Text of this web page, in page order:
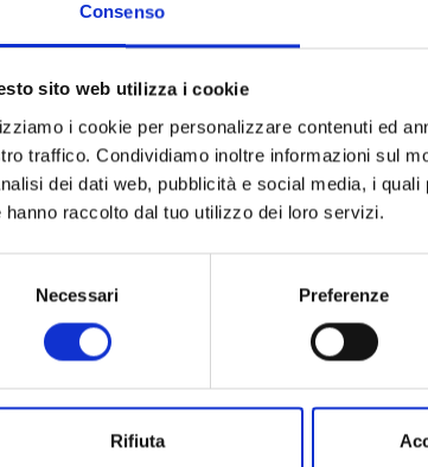
Consenso
sito web utilizza i cookie
i cookie per personalizzare contenuti ed
traffico. Condividiamo inoltre informazioni sul
dei dati web, pubblicità e social media, i
hanno raccolto dal tuo utilizzo dei loro servizi.
Necessari Preferenze
Rifiuta
a Trafoi
con i due comprensori sciisticiSoldae
trova nelParco Nazionale dello Stelvioai
del re Ortles, offre agli amanti delle
Il comprensorio sciistico di Trafoi è
alpino di alta montagna di Solda e Trafoi
montano, con le sue vette alte più di
Più comodamente gli escursionisti